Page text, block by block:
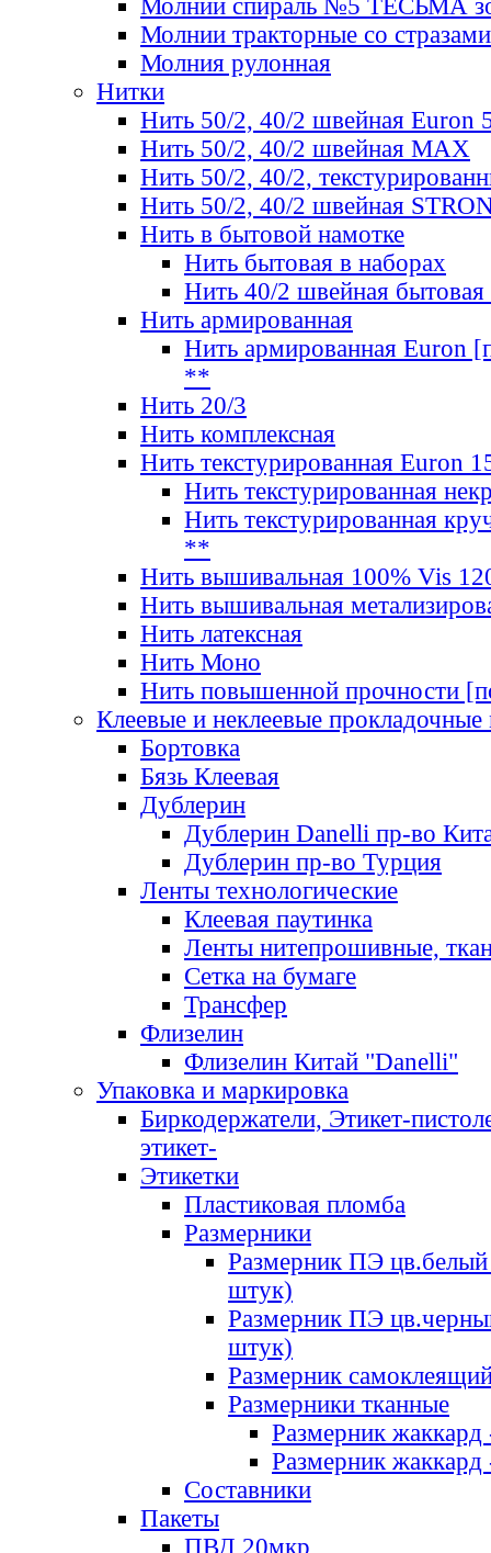
Молнии спираль №5 ТЕСЬМА
Молнии тракторные со стразами
Молния рулонная
Нитки
Нить 50/2, 40/2 швейная Euron
Нить 50/2, 40/2 швейная МАХ
Нить 50/2, 40/2,
Нить 50/2, 40/2 швейная
Нить в бытовой намотке
Нить бытовая в наборах
Нить 40/2 швейная бытовая
Нить армированная
Нить армированная Euron
**
Нить 20/3
Нить комплексная
Нить текстурированная Euron
Нить текстурированная
Нить текстурированная
**
Нить вышивальная 100% Vis
Нить вышивальная
Нить латексная
Нить Моно
Нить повышенной прочности
Клеевые и неклеевые прокладочные
Бортовка
Бязь Клеевая
Дублерин
Дублерин Danelli пр-во
Дублерин пр-во Турция
Ленты технологические
Клеевая паутинка
Ленты нитепрошивные,
Сетка на бумаге
Трансфер
Флизелин
Флизелин Китай "Danelli"
Упаковка и маркировка
Биркодержатели, Этикет-
этикет-
Этикетки
Пластиковая пломба
Размерники
Размерник ПЭ цв.белый
штук)
Размерник ПЭ
штук)
Размерник
Размерники тканные
Размерник
Размерник
Составники
Пакеты
ПВД 20мкр